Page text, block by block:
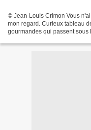
© Jean-Louis Crimon Vous
mon regard. Curieux tableau
gourmandes qui passent sous